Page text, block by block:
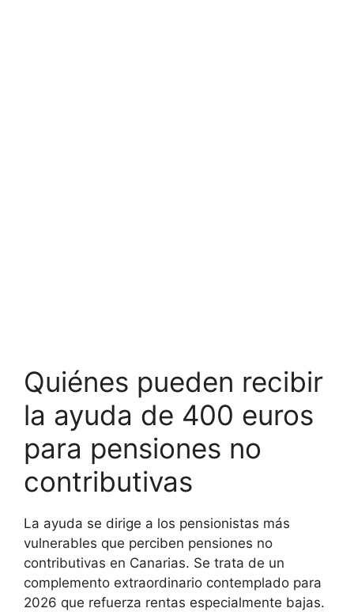
Quiénes pueden recibir
la ayuda de 400 euros
para pensiones no
contributivas
La ayuda se dirige a los pensionistas más
vulnerables que perciben pensiones no
contributivas en Canarias. Se trata de un
complemento extraordinario contemplado para
2026 que refuerza rentas especialmente bajas.